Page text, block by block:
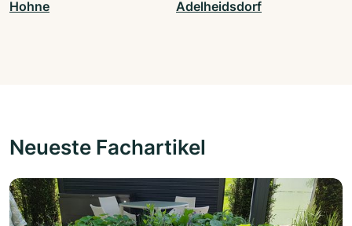
Hohne Adelheidsdorf
Neueste Fachartikel